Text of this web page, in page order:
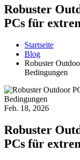
Robuster
PCs für
Startseite
Blog
Robuster
Bedingungen
Feb. 18, 2026
Robuster
PCs für